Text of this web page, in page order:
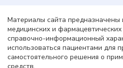
Материалы сайта предназначены
медицинских и фармацевтических
справочно-информационный
использоваться пациентами для
самостоятельного решения о